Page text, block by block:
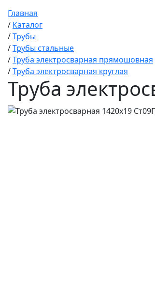
Главная
/ Каталог
/Трубы
/Трубы стальные
/Труба электросварная прямошовная
/Труба электросварная круглая
Труба